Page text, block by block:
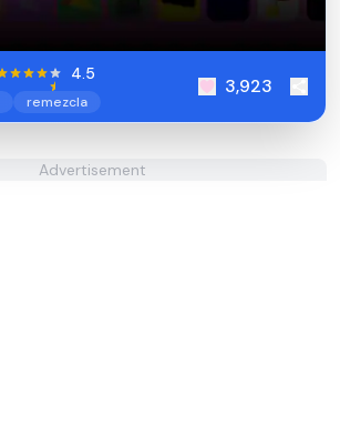
4.5
remezcla
3,923
Advertisement